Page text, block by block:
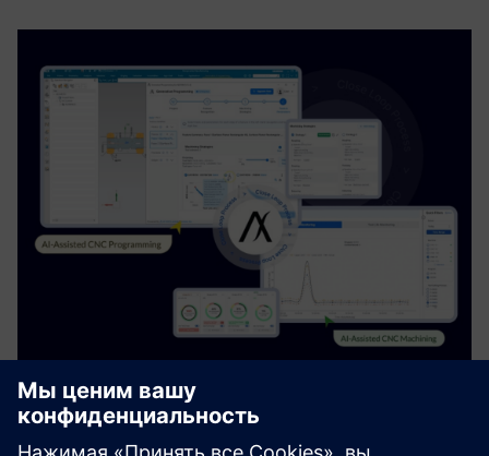
AI-Driven CNC Programming for
Siemens NX CAM | Free Plan